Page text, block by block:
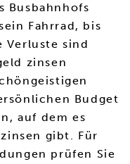
Busbahnhofs
Fahrrad, bis
Verluste sind
zinsen
Budget
auf dem es
gibt. Für
prüfen Sie